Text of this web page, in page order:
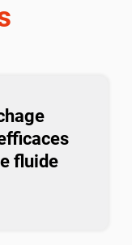
fluide